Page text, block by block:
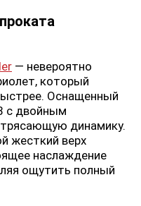
— невероятно
который
Оснащенный
с двойным
динамику.
жесткий верх
наслаждение
ощутить полный